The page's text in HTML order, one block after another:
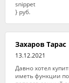
Захаров Тарас
13.12.2021
Давно хотел
иметь функции